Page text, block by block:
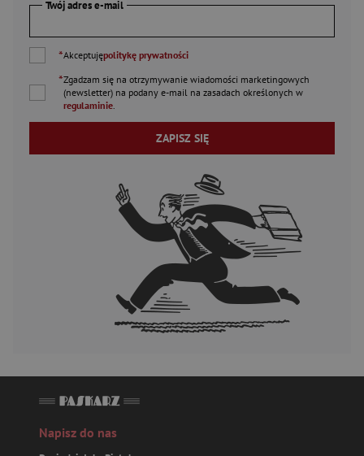
Twój adres e-mail
*Akceptujępolitykę prywatności
*Zgadzam się na otrzymywanie wiadomości marketingowych
(newsletter) na podany e-mail na zasadach określonych w
regulaminie.
ZAPISZ SIĘ
Napisz do nas